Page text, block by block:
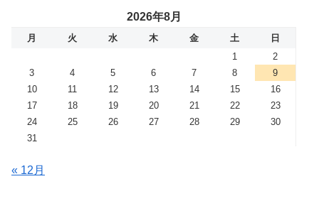
2026年8月
月 火 水 木 金 土
日
1
2
3
4 5 6 7 8
9
10
11 12 13 14 15
16
17
18 19 20 21 22
23
24
25 26 27 28 29
30
31
« 12月